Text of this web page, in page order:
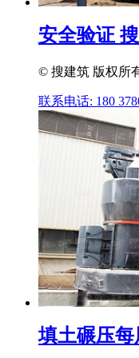
安全验证
© 搜建筑 版权所
联系电话: 180
填土碾压